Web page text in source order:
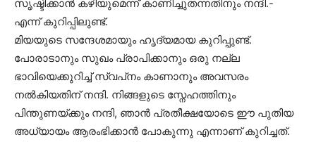
സൃഷ്ടിക്കാന്‍ കഴിയുമെന്ന് കാണിച്ചുതന്നതിനും നന്ദി.-
എന്ന് കുറിപ്പിലുണ്ട്.
മിയയുടെ സന്ദേശമായും ഹൃദ്യമായ കുറിപ്പുണ്ട്.
പോരാടാനും സുഖം പ്രാപിക്കാനും ഒരു നല്ല
ഭാവിയെക്കുറിച്ച് സ്വപ്‌നം കാണാനും അവസരം
നല്‍കിയതിന് നന്ദി. നിങ്ങളുടെ സ്നേഹത്തിനും
പിന്തുണയ്ക്കും നന്ദി, ഞാന്‍ പ്രതീക്ഷയോടെ ഈ പുതിയ
അധ്യായം ആരംഭിക്കാന്‍ പോകുന്നു എന്നാണ് കുറിച്ചത്.